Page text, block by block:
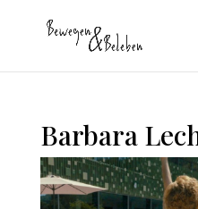
Barbara